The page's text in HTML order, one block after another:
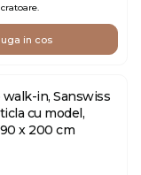
in cos
in, Sanswiss
cu model,
x 200 cm